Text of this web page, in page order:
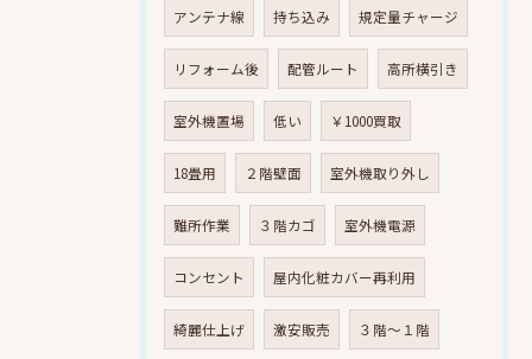
アンテナ線 持ち込み 規定量チャージ
リフォーム後 配管ルート 高所横引き
室外機置場 低い ￥1000買取
18畳用 ２階壁面 室外機取り外し
難所作業 ３階カゴ 室外機電源
コンセント 屋内化粧カバー再利用
綺麗仕上げ 激安販売 ３階～１階